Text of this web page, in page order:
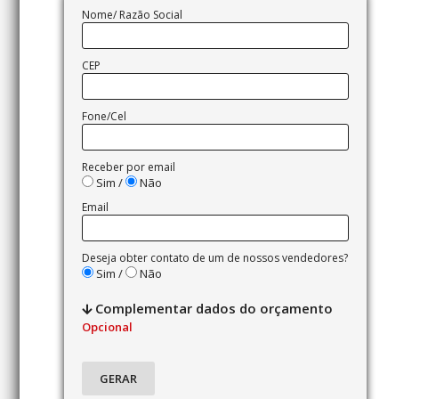
Nome/ Razão Social
CEP
Fone/Cel
Receber por email
Sim / Não
Email
Deseja obter contato de um de nossos vendedores?
Sim / Não
Complementar dados do orçamento
Opcional